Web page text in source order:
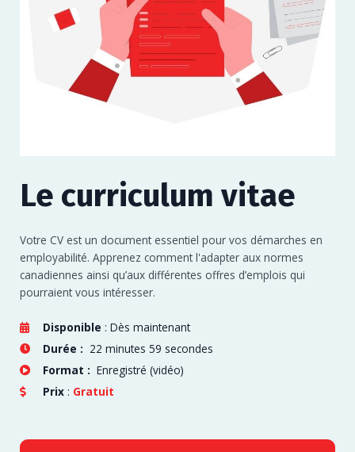
Le curriculum vitae
Votre CV est un document essentiel pour vos démarches en
employabilité. Apprenez comment l'adapter aux normes
canadiennes ainsi qu’aux différentes offres d’emplois qui
pourraient vous intéresser.
Disponible : Dès maintenant
Durée : 22 minutes 59 secondes
Format : Enregistré (vidéo)
Prix : Gratuit